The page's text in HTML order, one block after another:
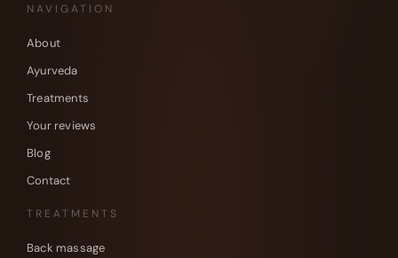
NAVIGATION
About
Ayurveda
Treatments
Your reviews
Blog
Contact
TREATMENTS
Back massage